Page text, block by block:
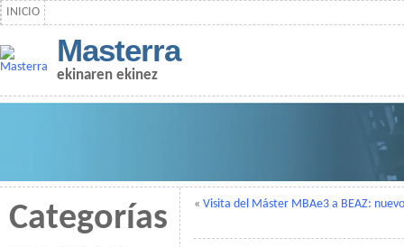
INICIO
Masterra
ekinaren ekinez
Categorías « Visita del Máster MBAe3 a BEAZ: